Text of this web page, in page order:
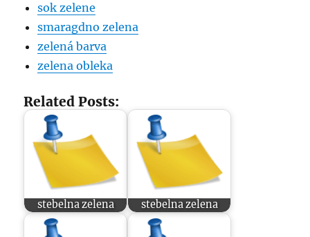
sok zelene
smaragdno zelena
zelená barva
zelena obleka
Related Posts:
stebelna zelena stebelna zelena